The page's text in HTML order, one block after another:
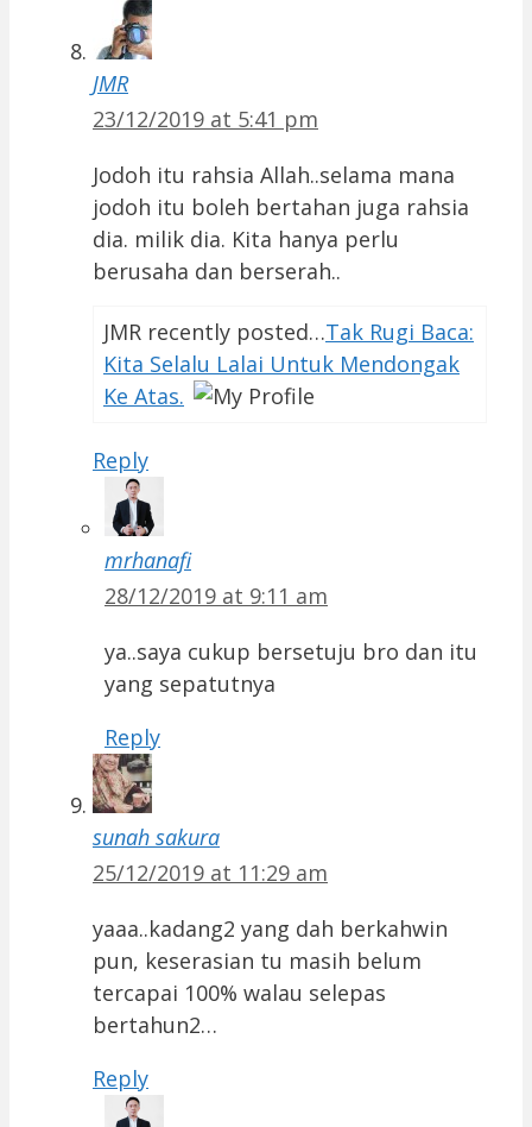
JMR
23/12/2019 at 5:41 pm
Jodoh itu rahsia Allah..selama mana
jodoh itu boleh bertahan juga rahsia
dia. milik dia. Kita hanya perlu
berusaha dan berserah..
JMR recently posted…Tak Rugi Baca:
Kita Selalu Lalai Untuk Mendongak
Ke Atas.
Reply
mrhanafi
28/12/2019 at 9:11 am
ya..saya cukup bersetuju bro dan itu
yang sepatutnya
Reply
sunah sakura
25/12/2019 at 11:29 am
yaaa..kadang2 yang dah berkahwin
pun, keserasian tu masih belum
tercapai 100% walau selepas
bertahun2…
Reply